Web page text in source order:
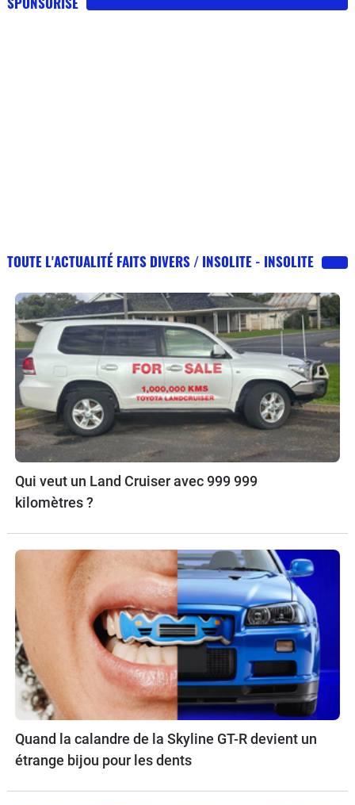
TOUTE L'ACTUALITÉ FAITS DIVERS / INSOLITE - INSOLITE
Qui veut un Land Cruiser avec 999 999
kilomètres ?
Quand la calandre de la Skyline GT-R devient un
étrange bijou pour les dents